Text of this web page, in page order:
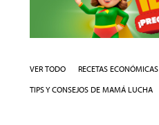
VER TODO
RECETAS ECONÓMICAS
TIPS Y CONSEJOS DE MAMÁ LUCHA